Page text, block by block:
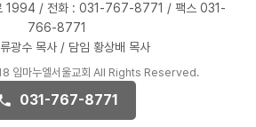
1994 / 전화 : 031-767-8771 / 팩스 031-
766-8771
광수 목사 / 담임 황상배 목사
임마누엘서울교회 All Rights Reserved.
031-767-8771